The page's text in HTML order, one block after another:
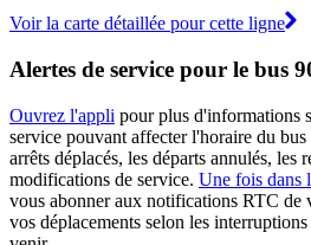
Voir la carte détaillée pour cette ligne
Alertes de service pour le bus
Ouvrez l'appli pour plus d'informations
service pouvant affecter l'horaire du
arrêts déplacés, les départs annulés, les
modifications de service. Une fois dans
vous abonner aux notifications RTC
vos déplacements selon les